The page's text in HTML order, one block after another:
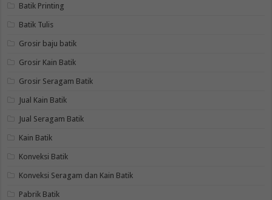
Batik Printing
Batik Tulis
Grosir baju batik
Grosir Kain Batik
Grosir Seragam Batik
Jual Kain Batik
Jual Seragam Batik
Kain Batik
Konveksi Batik
Konveksi Seragam dan Kain Batik
Pabrik Batik